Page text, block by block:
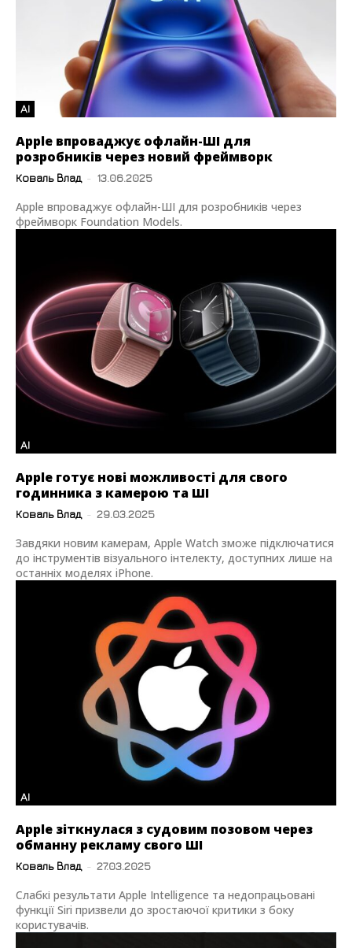
AI
Apple впроваджує офлайн-ШІ для
розробників через новий фреймворк
Коваль Влад - 13.06.2025
Apple впроваджує офлайн-ШІ для розробників через
фреймворк Foundation Models.
AI
Apple готує нові можливості для свого
годинника з камерою та ШІ
Коваль Влад - 29.03.2025
Завдяки новим камерам, Apple Watch зможе підключатися
до інструментів візуального інтелекту, доступних лише на
останніх моделях iPhone.
AI
Apple зіткнулася з судовим позовом через
обманну рекламу свого ШІ
Коваль Влад - 27.03.2025
Слабкі результати Apple Intelligence та недопрацьовані
функції Siri призвели до зростаючої критики з боку
користувачів.